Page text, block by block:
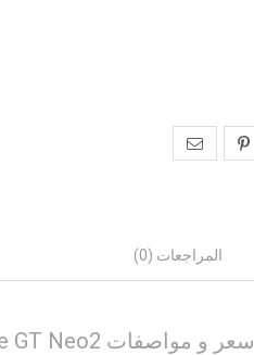
المراجعات (0)
سعر و مواصفات Realme GT Neo2